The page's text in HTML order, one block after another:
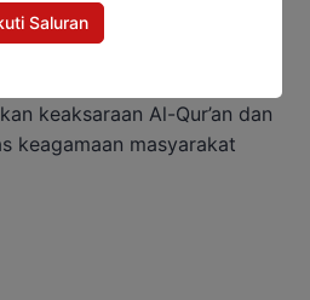
bagi panitia maupun
keaksaraan Al-Qur’an dan
keagamaan masyarakat
Saluran